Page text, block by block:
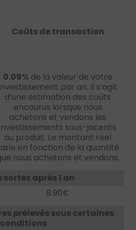
Coûts de transaction
0.09% de la valeur de votre
par an. Il s’agit
d’une estimation des coûts
encourus lorsque nous
achetons et vendons les
investissements sous-jacents
au produit. Le montant réel
en fonction de la quantité
nous achetons et vendons.
sortez après 1 an
8.90€
prélevés sous certaines
conditions